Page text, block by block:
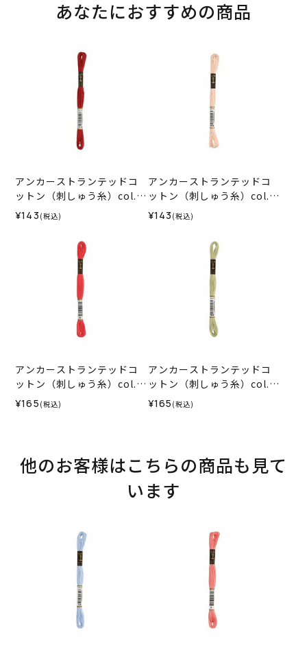
あなたにおすすめの商品
アンカーストランテッドコ
ットン（刺しゅう糸）col.1
014
¥143 (税込)
アンカーストランテッドコ
ットン（刺しゅう糸）col.1
012
¥143 (税込)
アンカーストランテッドコ
ットン（刺しゅう糸）col.0
035
¥165 (税込)
アンカーストランテッドコ
ットン（刺しゅう糸）col.0
842
¥165 (税込)
他のお客様はこちらの商品も見て
います